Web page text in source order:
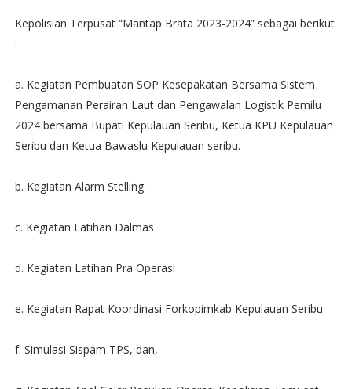
Kepolisian Terpusat “Mantap Brata 2023-2024” sebagai berikut
:
a. Kegiatan Pembuatan SOP Kesepakatan Bersama Sistem
Pengamanan Perairan Laut dan Pengawalan Logistik Pemilu
2024 bersama Bupati Kepulauan Seribu, Ketua KPU Kepulauan
Seribu dan Ketua Bawaslu Kepulauan seribu.
b. Kegiatan Alarm Stelling
c. Kegiatan Latihan Dalmas
d. Kegiatan Latihan Pra Operasi
e. Kegiatan Rapat Koordinasi Forkopimkab Kepulauan Seribu
f. Simulasi Sispam TPS, dan,